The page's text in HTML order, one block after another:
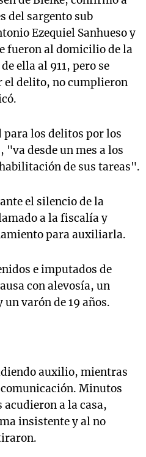
del sargento sub
Ezequiel Sanhueso y
fueron al domicilio de la
ella al 911, pero se
delito, no cumplieron
para los delitos por los
desde un mes a los
de sus tareas".
el silencio de la
a la fiscalía y
para auxiliarla.
e imputados de
con alevosía, un
un varón de 19 años.
auxilio, mientras
Minutos
acudieron a la casa,
insistente y al no